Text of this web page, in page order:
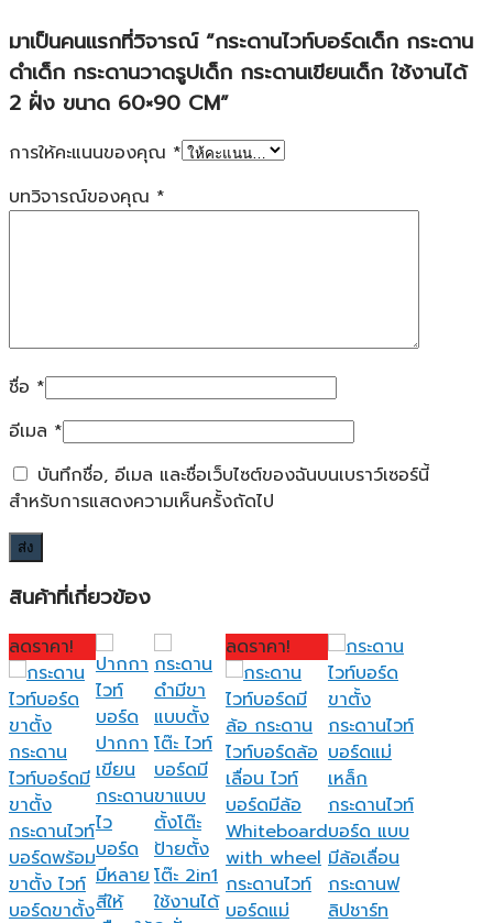
มาเป็นคนแรกที่วิจารณ์ “กระดานไวท์บอร์ดเด็ก กระดาน
ดำเด็ก กระดานวาดรูปเด็ก กระดานเขียนเด็ก ใช้งานได้
2 ฝั่ง ขนาด 60×90 CM”
การให้คะแนนของคุณ *
บทวิจารณ์ของคุณ *
ชื่อ *
อีเมล *
บันทึกชื่อ, อีเมล และชื่อเว็บไซต์ของฉันบนเบราว์เซอร์นี้
สำหรับการแสดงความเห็นครั้งถัดไป
สินค้าที่เกี่ยวข้อง
ลดราคา! ลดราคา!